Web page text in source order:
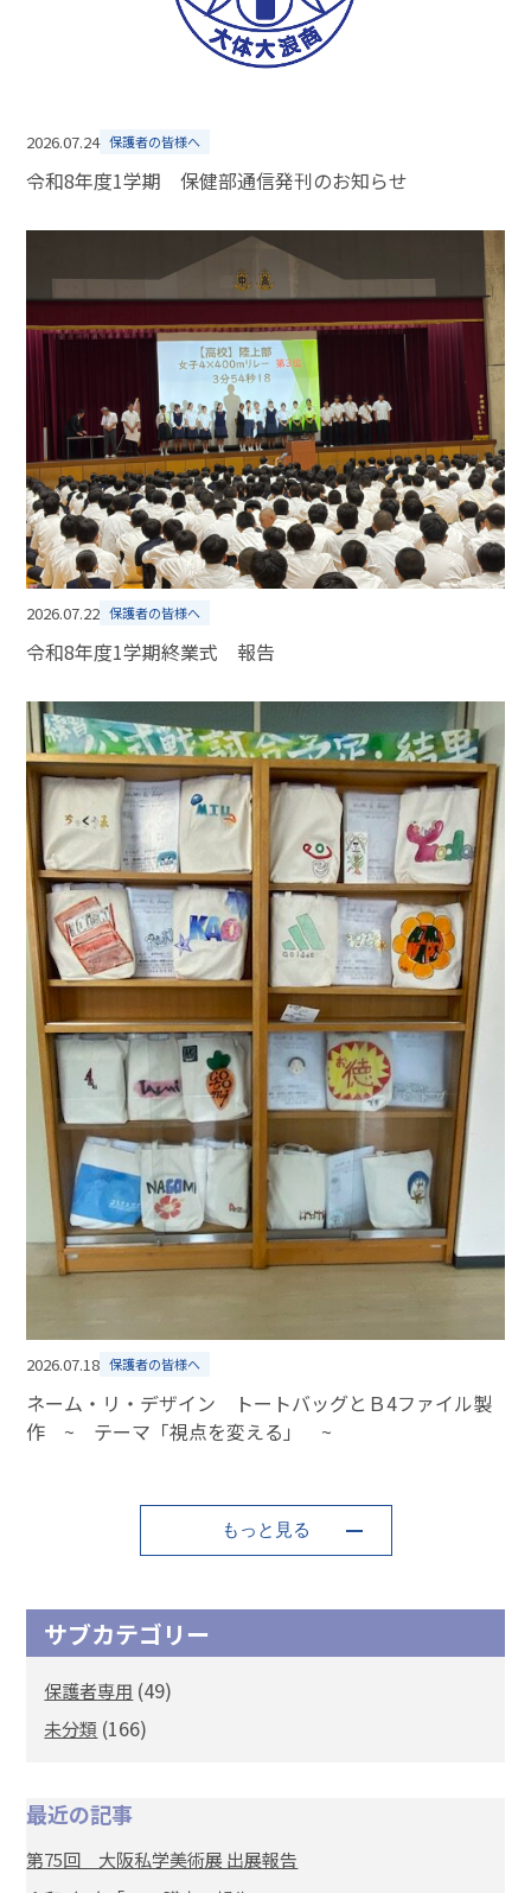
2026.07.24 保護者の皆様へ
令和8年度1学期 保健部通信発刊のお知らせ
2026.07.22 保護者の皆様へ
令和8年度1学期終業式 報告
2026.07.18 保護者の皆様へ
ネーム・リ・デザイン トートバッグとＢ4ファイル製
作 ~ テーマ「視点を変える」 ~
もっと見る
サブカテゴリー
保護者専用 (49)
未分類 (166)
最近の記事
第75回 大阪私学美術展 出展報告